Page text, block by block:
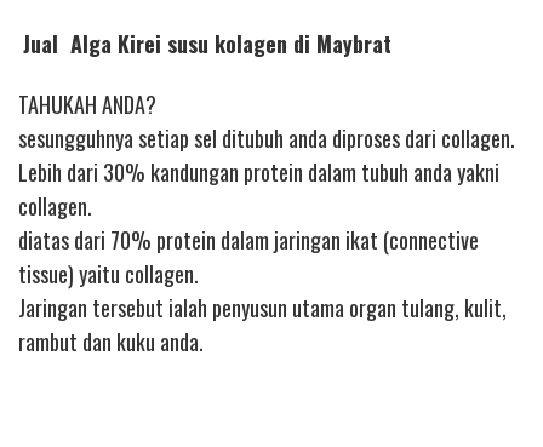
Jual Alga Kirei susu kolagen di Maybrat
TAHUKAH ANDA?
sesungguhnya setiap sel ditubuh anda diproses dari collagen.
Lebih dari 30% kandungan protein dalam tubuh anda yakni
collagen.
diatas dari 70% protein dalam jaringan ikat (connective
tissue) yaitu collagen.
Jaringan tersebut ialah penyusun utama organ tulang, kulit,
rambut dan kuku anda.